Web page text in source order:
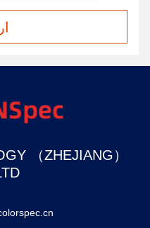
（ZHEJIANG）